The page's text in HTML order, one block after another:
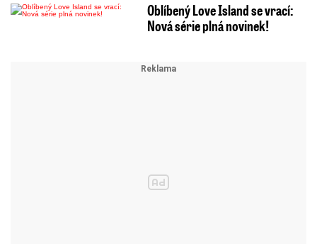
Oblíbený Love Island se vrací:
Nová série plná novinek!